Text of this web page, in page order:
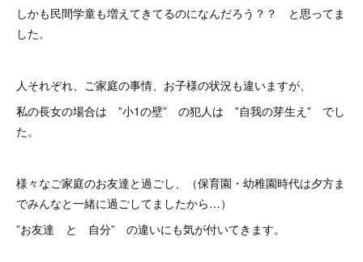
しかも民間学童も増えてきてるのになんだろう？？ と思ってま
した。
人それぞれ、ご家庭の事情、お子様の状況も違いますが、
私の長女の場合は ”小1の壁” の犯人は ”自我の芽生え” でし
た。
様々なご家庭のお友達と過ごし、（保育園・幼稚園時代は夕方ま
でみんなと一緒に過ごしてましたから…）
”お友達 と 自分” の違いにも気が付いてきます。